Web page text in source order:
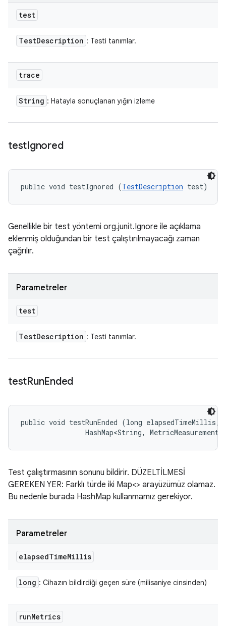
test
TestDescription : Testi tanımlar.
trace
String : Hatayla sonuçlanan yığın izleme
testIgnored
public void testIgnored (TestDescription test)
Genellikle bir test yöntemi org.junit.Ignore ile açıklama
eklenmiş olduğundan bir test çalıştırılmayacağı zaman
çağrılır.
Parametreler
test
TestDescription : Testi tanımlar.
testRunEnded
public void testRunEnded (long elapsedTimeMillis,
HashMap<String,
Test çalıştırmasının sonunu bildirir. DÜZELTİLMESİ
GEREKEN YER: Farklı türde iki Map<> arayüzümüz olamaz.
Bu nedenle burada HashMap kullanmamız gerekiyor.
Parametreler
elapsedTimeMillis
long : Cihazın bildirdiği geçen süre (milisaniye cinsinden)
runMetrics